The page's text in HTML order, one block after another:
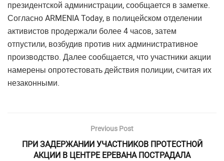
президентской администрации, сообщается в заметке.
Согласно ARMENIA Today, в полицейском отделении
активистов продержали более 4 часов, затем
отпустили, возбудив против них административное
производство. Далее сообщается, что участники акции
намерены опротестовать действия полиции, считая их
незаконными.
Previous Post
ПРИ ЗАДЕРЖАНИИ УЧАСТНИКОВ ПРОТЕСТНОЙ
АКЦИИ В ЦЕНТРЕ ЕРЕВАНА ПОСТРАДАЛА